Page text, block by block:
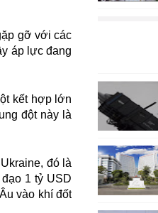
gỡ với các
áp lực đang
kết hợp lớn
đột này là
đó là
1 tỷ USD
vào khí đốt